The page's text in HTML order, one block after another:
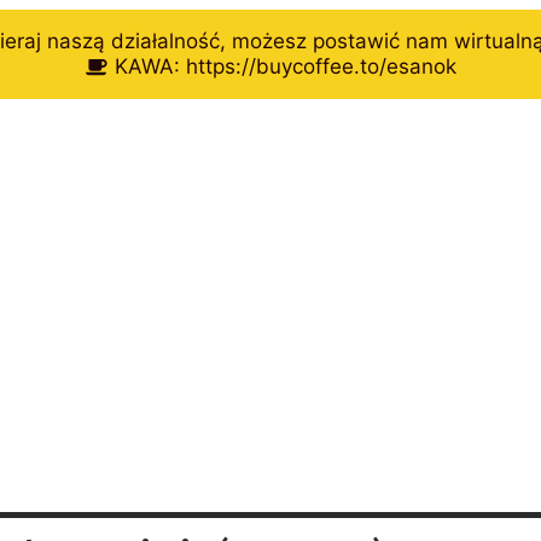
naszą działalność, możesz postawić nam
KAWA: https://buycoffee.to/esanok